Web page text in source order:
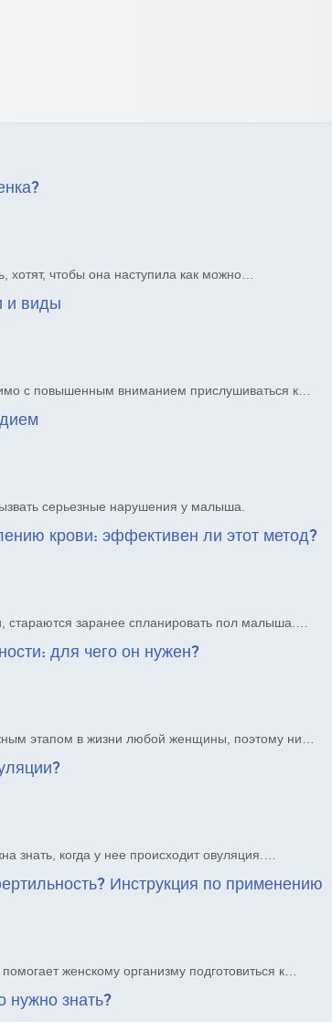
чтобы она наступила как можно…
и виды
с повышенным вниманием прислушиваться к…
серьезные нарушения у малыша.
крови: эффективен ли этот метод?
стараются заранее спланировать пол малыша.…
для чего он нужен?
этапом в жизни любой женщины, поэтому ни…
знать, когда у нее происходит овуляция.…
Инструкция по применению
женскому организму подготовиться к…
нужно знать?